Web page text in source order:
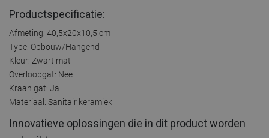
Productspecificatie:
Afmeting: 40,5x20x10,5 cm
Type: Opbouw/Hangend
Kleur: Zwart mat
Overloopgat: Nee
Kraan gat: Ja
Materiaal: Sanitair keramiek
Innovatieve oplossingen die in dit product worden